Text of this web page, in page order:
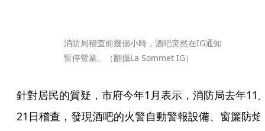
消防局稽查前幾個小時，酒吧突然在IG通知
暫停營業。（翻攝La Sommet IG）
針對居民的質疑，市府今年1月表示，消防局去年11
21日稽查，發現酒吧的火警自動警報設備、窗簾防焰